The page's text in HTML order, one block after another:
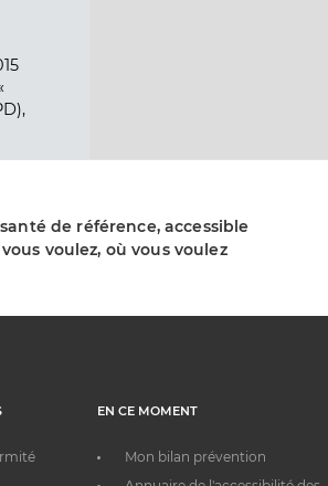
de référence, accessible
voulez, où vous voulez
EN CE MOMENT
Mon bilan prévention